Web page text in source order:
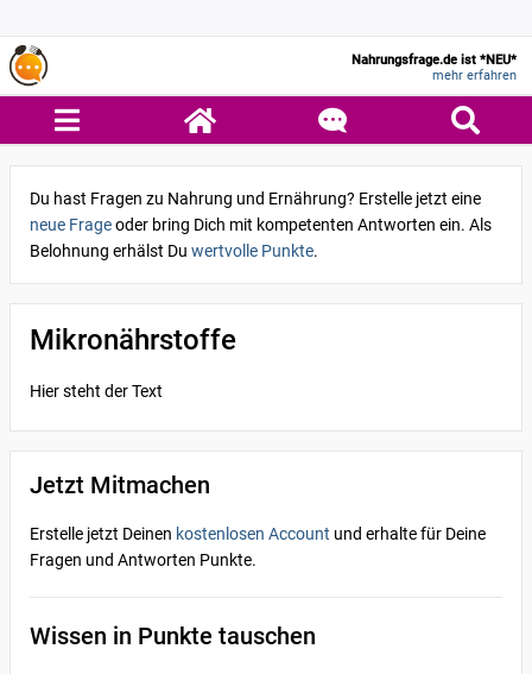
Nahrungsfrage.de ist *NEU*
mehr erfahren
Du hast Fragen zu Nahrung und Ernährung? Erstelle jetzt eine
neue Frageoder bring Dich mit kompetenten Antworten ein. Als
Belohnung erhälst Du wertvolle Punkte.
Mikronährstoffe
Hier steht der Text
Jetzt Mitmachen
Erstelle jetzt Deinen kostenlosen Account und erhalte für Deine
Fragen und Antworten Punkte.
Wissen in Punkte tauschen